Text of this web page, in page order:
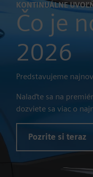
KONTINUÁLNE
Čo je
2026
Predstavujeme
Nalaďte sa na
dozviete sa viac o
Pozrite si teraz